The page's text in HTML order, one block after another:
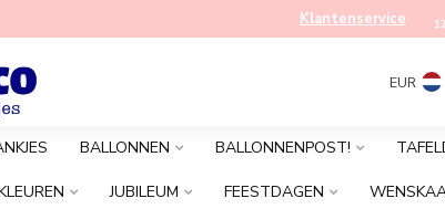
Klantenservice
EUR
BALLONNEN BALLONNENPOST!
JUBILEUM FEESTDAGEN